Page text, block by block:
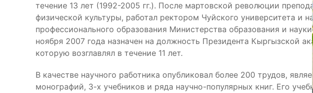
течение 13 лет (1992-2005 гг.). После мартовской революции
физической культуры, работал ректором Чуйского университета и
профессионального образования Министерства образования и
ноября 2007 года назначен на должность Президента Кыргызской
которую возглавлял в течение 11 лет.
В качестве научного работника опубликовал более 200 трудов,
монографий, 3-х учебников и ряда научно-популярных книг. Его